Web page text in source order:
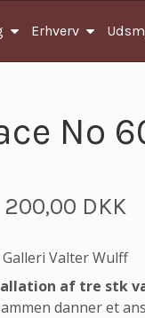
Erhverv
No
200,00 DKK
Galleri Valter Wulff
af tre stk
danner et